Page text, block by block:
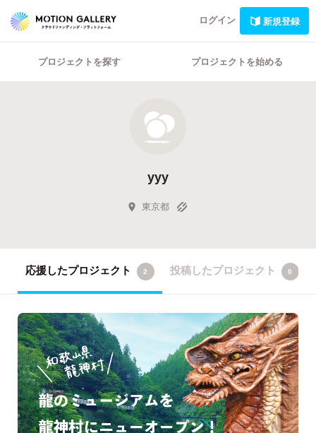
ログイン 新規登録
プロジェクトを探す プロジェクトを始める
yyy
東京都
応援したプロジェクト 2 投稿したプロジェクト 0